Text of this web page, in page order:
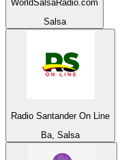
WorldSalsaRadio.com
Salsa
Radio Santander On Line
Ba, Salsa